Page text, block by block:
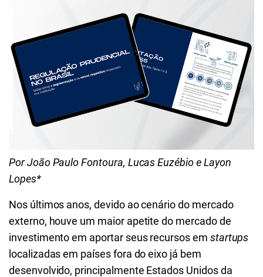
Por João Paulo Fontoura, Lucas Euzébio e Layon
Lopes*
Nos últimos anos, devido ao cenário do mercado
externo, houve um maior apetite do mercado de
investimento em aportar seus recursos em startups
localizadas em países fora do eixo já bem
desenvolvido, principalmente Estados Unidos da